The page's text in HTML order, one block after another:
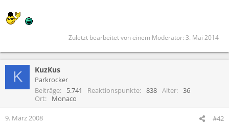
Zuletzt bearbeitet von einem Moderator: 3. Mai 2014
K KuzKus
Parkrocker
Beiträge
5.741 Reaktionspunkte 838 Alter
36
Ort
Monaco
9. März 2008 #42